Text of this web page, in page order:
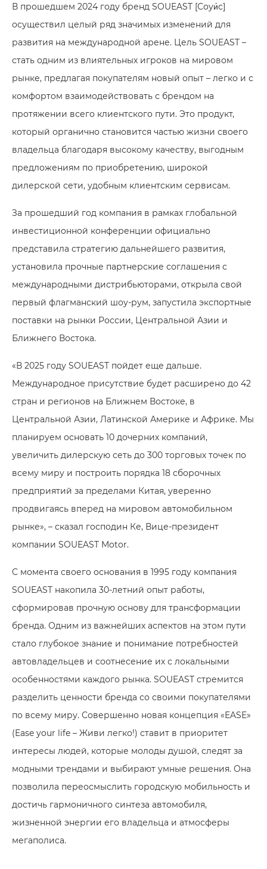
В прошедшем 2024 году бренд SOUEAST [Соуи́с]
осуществил целый ряд значимых изменений для
развития на международной арене. Цель SOUEAST –
стать одним из влиятельных игроков на мировом
рынке, предлагая покупателям новый опыт – легко и с
комфортом взаимодействовать с брендом на
протяжении всего клиентского пути. Это продукт,
который органично становится частью жизни своего
владельца благодаря высокому качеству, выгодным
предложениям по приобретению, широкой
дилерской сети, удобным клиентским сервисам.
За прошедший год компания в рамках глобальной
инвестиционной конференции официально
представила стратегию дальнейшего развития,
установила прочные партнерские соглашения с
международными дистрибьюторами, открыла свой
первый флагманский шоу-рум, запустила экспортные
поставки на рынки России, Центральной Азии и
Ближнего Востока.
«В 2025 году SOUEAST пойдет еще дальше.
Международное присутствие будет расширено до 42
стран и регионов на Ближнем Востоке, в
Центральной Азии, Латинской Америке и Африке. Мы
планируем основать 10 дочерних компаний,
увеличить дилерскую сеть до 300 торговых точек по
всему миру и построить порядка 18 сборочных
предприятий за пределами Китая, уверенно
продвигаясь вперед на мировом автомобильном
рынке», – сказал господин Ке, Вице-президент
компании SOUEAST Motor.
С момента своего основания в 1995 году компания
SOUEAST накопила 30-летний опыт работы,
сформировав прочную основу для трансформации
бренда. Одним из важнейших аспектов на этом пути
стало глубокое знание и понимание потребностей
автовладельцев и соотнесение их с локальными
особенностями каждого рынка. SOUEAST стремится
разделить ценности бренда со своими покупателями
по всему миру. Совершенно новая концепция «EASE»
(Ease your life – Живи легко!) ставит в приоритет
интересы людей, которые молоды душой, следят за
модными трендами и выбирают умные решения. Она
позволила переосмыслить городскую мобильность и
достичь гармоничного синтеза автомобиля,
жизненной энергии его владельца и атмосферы
мегаполиса.